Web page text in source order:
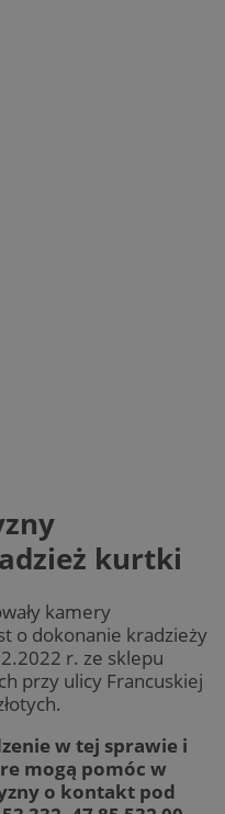
kurtki
kamery
o dokonanie kradzieży
r. ze sklepu
przy ulicy Francuskiej
w tej sprawie i
mogą pomóc w
o kontakt pod